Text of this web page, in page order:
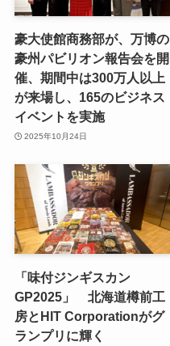
豪大使館商務部が、万博の
豪州パビリオン報告会を開
催、期間中は300万人以上
が来場し、165のビジネス
イベントを実施
2025年10月24日
「味付ジンギスカン
GP2025」 北海道樽前工
房とHIT Corporationがグ
ランプリに輝く